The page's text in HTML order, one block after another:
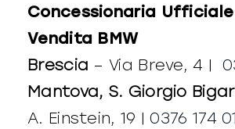
Concessionaria
Vendita BMW
Brescia – Via Breve, 4 |
Mantova, S. Giorgio
A. Einstein, 19 |0376 174